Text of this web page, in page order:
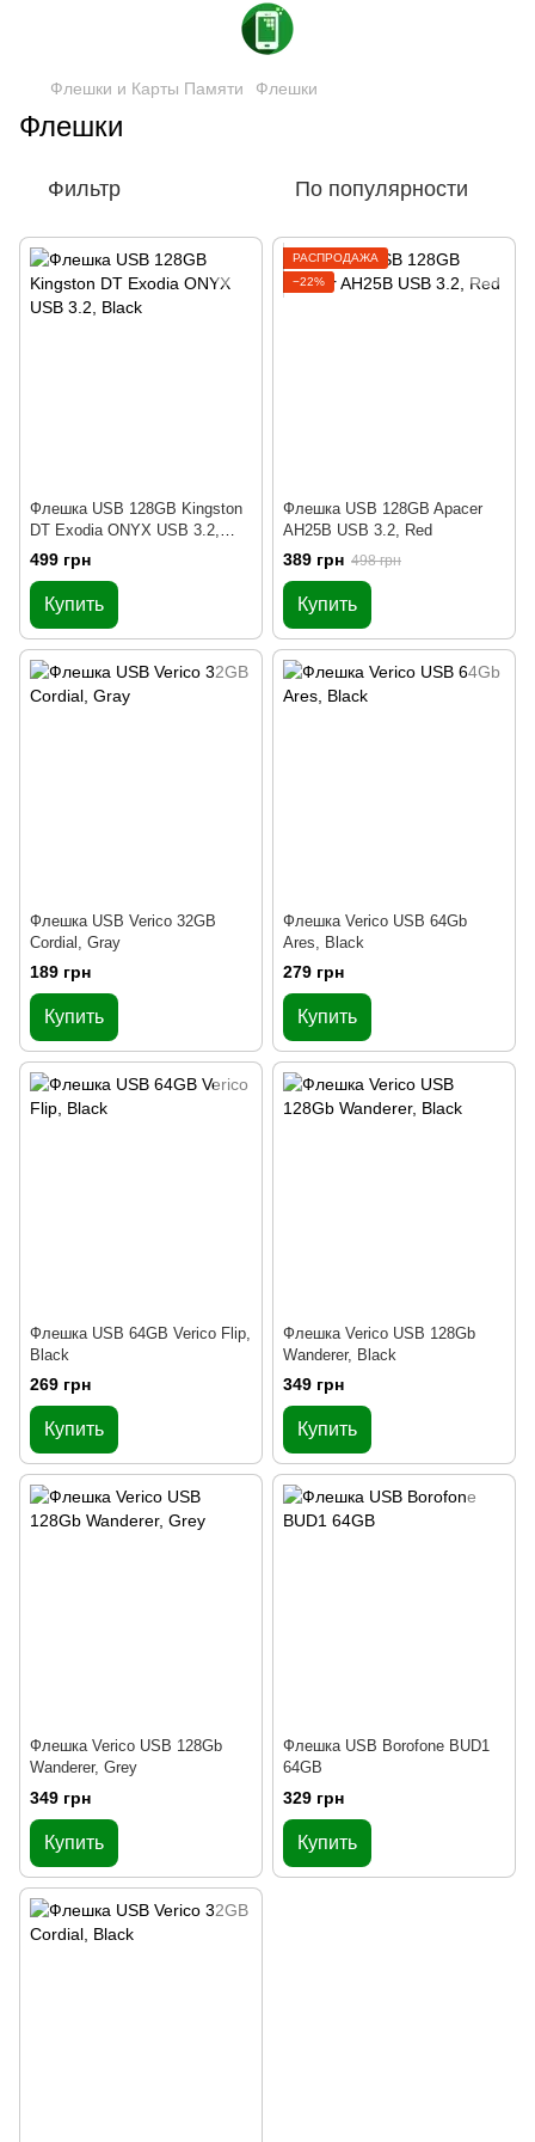
Флешки и Карты Памяти Флешки
Флешки
Фильтр По популярности
Флешка USB 128GB Kingston
DT Exodia ONYX USB 3.2,
Black
499 грн
Купить
РАСПРОДАЖА
−22%
Флешка USB 128GB Apacer
AH25B USB 3.2, Red
389 грн 498 грн
Купить
Флешка USB Verico 32GB
Cordial, Gray
189 грн
Купить
Флешка Verico USB 64Gb
Ares, Black
279 грн
Купить
Флешка USB 64GB Verico Flip,
Black
269 грн
Купить
Флешка Verico USB 128Gb
Wanderer, Black
349 грн
Купить
Флешка Verico USB 128Gb
Wanderer, Grey
349 грн
Купить
Флешка USB Borofone BUD1
64GB
329 грн
Купить